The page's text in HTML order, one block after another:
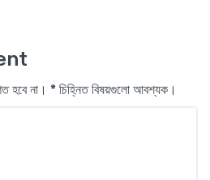
হবে না। * চিহ্নিত বিষয়গুলো আবশ্যক।